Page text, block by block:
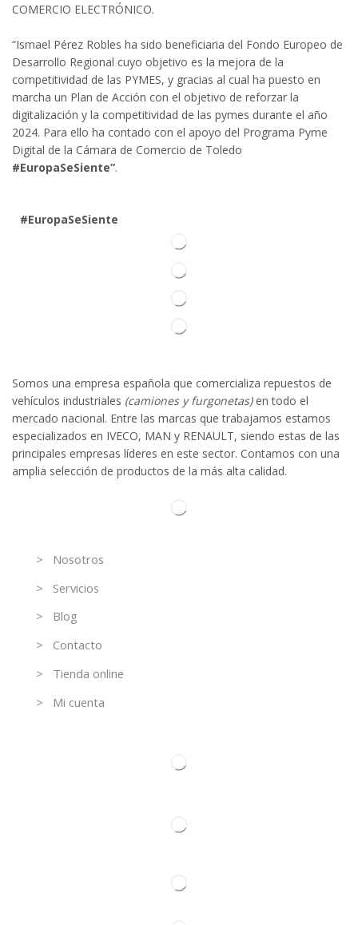
COMERCIO ELECTRÓNICO.
“Ismael Pérez Robles ha sido beneficiaria del Fondo Europeo de
Desarrollo Regional cuyo objetivo es la mejora de la
competitividad de las PYMES, y gracias al cual ha puesto en
marcha un Plan de Acción con el objetivo de reforzar la
digitalización y la competitividad de las pymes durante el año
2024. Para ello ha contado con el apoyo del Programa Pyme
Digital de la Cámara de Comercio de Toledo
#EuropaSeSiente”.
#EuropaSeSiente
Somos una empresa española que comercializa repuestos de
vehículos industriales (camiones y furgonetas)en todo el
mercado nacional. Entre las marcas que trabajamos estamos
especializados en IVECO, MAN y RENAULT, siendo estas de las
principales empresas líderes en este sector. Contamos con una
amplia selección de productos de la más alta calidad.
> Nosotros
> Servicios
> Blog
> Contacto
> Tienda online
> Mi cuenta